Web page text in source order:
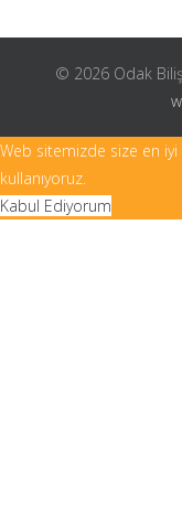
© 2026 Odak
Web sitemizde size en
kullanıyoruz.
Kabul Ediyorum